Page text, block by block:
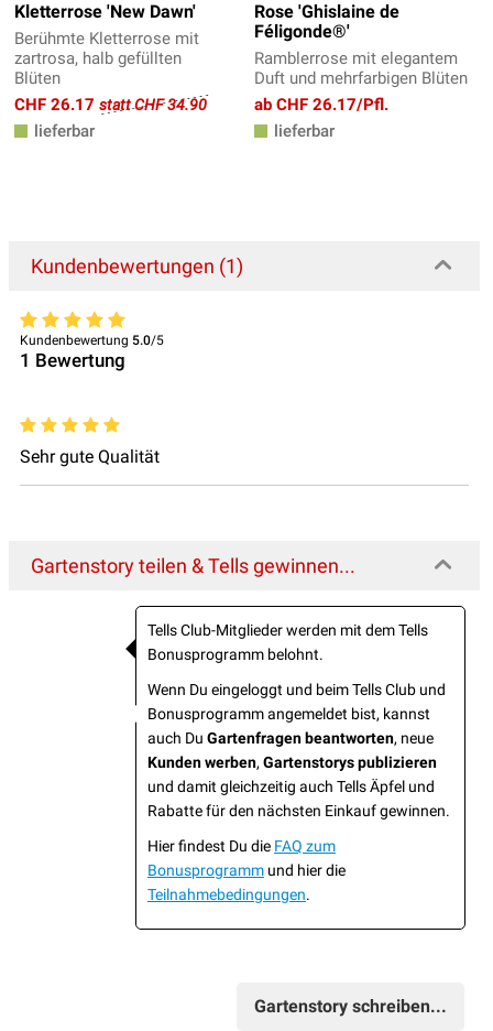
Kletterrose 'New Dawn'
Berühmte Kletterrose mit
zartrosa, halb gefüllten
Blüten
CHF 26.17 statt CHF 34.90
lieferbar
Rose 'Ghislaine de
Féligonde®'
Ramblerrose mit elegantem
Duft und mehrfarbigen Blüten
ab CHF 26.17/Pfl.
lieferbar
Kundenbewertungen (1)
Kundenbewertung 5.0/5
1 Bewertung
Sehr gute Qualität
Gartenstory teilen & Tells gewinnen...
Tells Club-Mitglieder werden mit dem Tells
Bonusprogramm belohnt.
Wenn Du eingeloggt und beim Tells Club und
Bonusprogramm angemeldet bist, kannst
auch Du Gartenfragen beantworten, neue
Kunden werben, Gartenstorys publizieren
und damit gleichzeitig auch Tells Äpfel und
Rabatte für den nächsten Einkauf gewinnen.
Hier findest Du die FAQ zum
Bonusprogramm und hier die
Teilnahmebedingungen.
Gartenstory schreiben...